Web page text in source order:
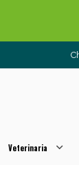
Veterinaria